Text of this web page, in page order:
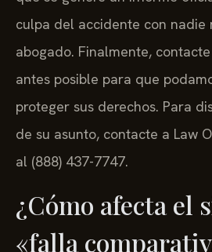
culpa del accidente con nadie
abogado. Finalmente,
antes posible para que
proteger sus derechos. Para
de su asunto, contacte a Law
al (888) 437-7747.
¿Cómo afecta el
«falla